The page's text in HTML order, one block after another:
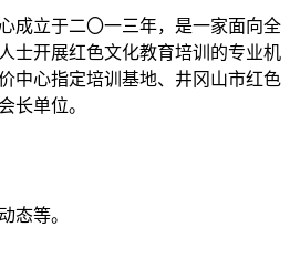
成立于二〇一三年，是一家面向全
士开展红色文化教育培训的专业机
中心指定培训基地、井冈山市红色
长单位。
态等。